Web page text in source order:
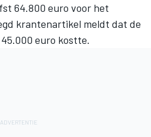
64.800 euro voor het
krantenartikel meldt dat de
euro kostte.